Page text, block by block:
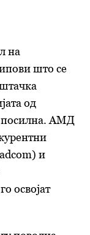
на
што се
од
посилна. АМД
и
освојат